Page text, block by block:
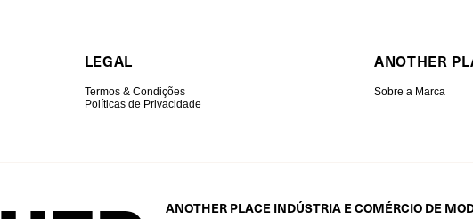
LEGAL
Termos & Condições
Políticas de Privacidade
ANOTHER
Sobre a Marca
ANOTHER PLACE INDÚSTRIA E COMÉRCIO DE